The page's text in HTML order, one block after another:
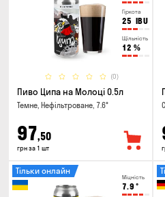
Гіркота
25 IBU
Щільність
12 %
(0)
Пиво Ципа на Молоці 0.5л
Темне, Нефільтроване, 7.6°
97,50
грн за 1 шт
Міцність
7.9 °
Тільки онлайн